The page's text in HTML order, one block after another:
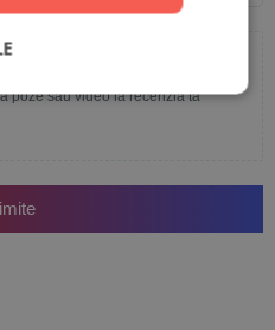
poze sau video la recenzia ta